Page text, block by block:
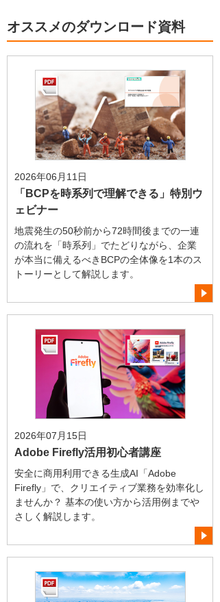
オススメのダウンロード資料
2026年06月11日
「BCPを時系列で理解できる」特別ウ
ェビナー
地震発生の50秒前から72時間後までの一連
の流れを「時系列」でたどりながら、企業
が本当に備えるべきBCPの全体像を1本のス
トーリーとして解説します。
2026年07月15日
Adobe Firefly活用初心者講座
安全に商用利用できる生成AI「Adobe
Firefly」で、クリエイティブ業務を効率化し
ませんか？ 基本の使い方から活用例までや
さしく解説します。